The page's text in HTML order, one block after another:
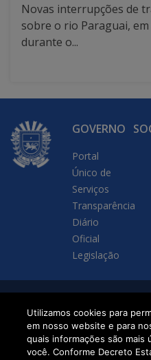
Novas interrupções de
sobre o rio Paraguai,
durante o...
GOVERNO
Portal
Único de
Serviços
Transparência
Diário
Oficial
Legislação
SETDIG | Secretaria-
Executiva de
Transformação Digital
Utilizamos cookies para
em nosso website e para
quais informações são mais
você. Conforme Decreto